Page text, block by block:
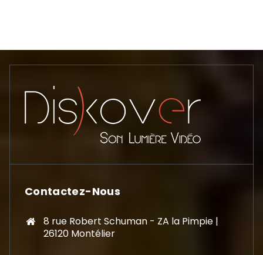
Contactez-Nous
8 rue Robert Schuman - ZA la Pimpie |
26120 Montélier